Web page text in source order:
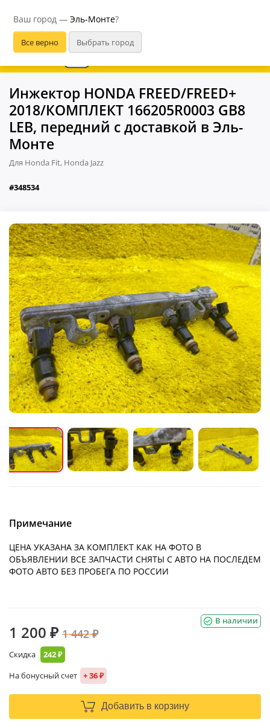
Ваш город — Эль-Монте?
В приложении удобнее
Инжектор HONDA FREED/FREED+
2018/КОМПЛЕКТ 166205R0003 GB8
LEB, передний с доставкой в Эль-
Монте
Для Honda Fit, Honda Jazz
#348534
Примечание
ЦЕНА УКАЗАНА ЗА КОМПЛЕКТ КАК НА ФОТО В
ОБЪЯВЛЕНИИ ВСЕ ЗАПЧАСТИ СНЯТЫ С АВТО НА ПОСЛЕДЕМ
ФОТО АВТО БЕЗ ПРОБЕГА ПО РОССИИ
В наличии
1 200 ₽ 1 442 ₽
Скидка 242 ₽
На бонусный счет + 36 ₽
Добавить в корзину